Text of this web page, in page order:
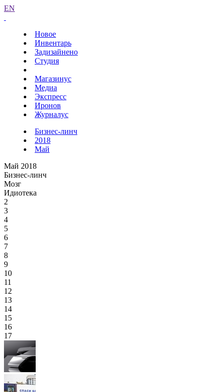
EN
Новое
Инвентарь
Задизайнено
Студия
Магазинус
Медиа
Экспресс
Иронов
Журналус
Бизнес-линч
2018
Май
Май 2018
Бизнес-линч
Мозг
Идиотека
2
3
4
5
6
7
8
9
10
11
12
13
14
15
16
17